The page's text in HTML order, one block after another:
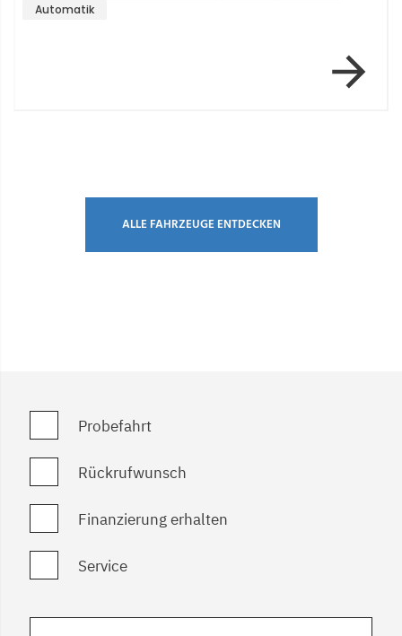
Automatik
ALLE FAHRZEUGE ENTDECKEN
Probefahrt
Rückrufwunsch
Finanzierung erhalten
Service